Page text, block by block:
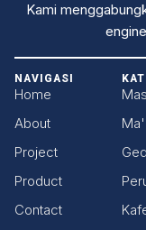
Kami
NAVIGASI
Home
About
Project
Product
Contact